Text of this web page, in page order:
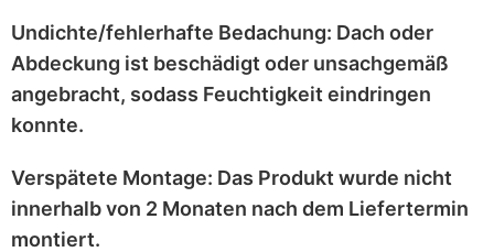
Undichte/fehlerhafte Bedachung: Dach oder
Abdeckung ist beschädigt oder unsachgemäß
angebracht, sodass Feuchtigkeit eindringen
konnte.
Verspätete Montage: Das Produkt wurde nicht
innerhalb von 2 Monaten nach dem Liefertermin
montiert.